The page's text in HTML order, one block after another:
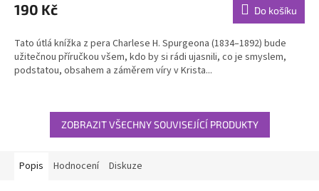
190 Kč Do košíku
Tato útlá knížka z pera Charlese H. Spurgeona (1834–1892) bude
užitečnou příručkou všem, kdo by si rádi ujasnili, co je smyslem,
podstatou, obsahem a záměrem víry v Krista...
ZOBRAZIT VŠECHNY SOUVISEJÍCÍ PRODUKTY
Popis Hodnocení Diskuze